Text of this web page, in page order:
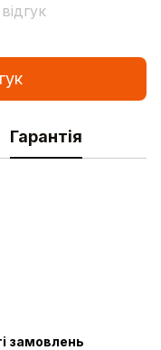
Гарантія
замовлень